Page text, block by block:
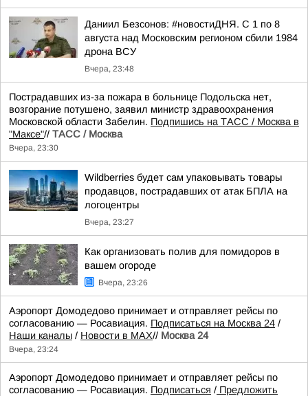
Даниил Безсонов: #новостиДНЯ. С 1 по 8
августа над Московским регионом сбили 1984
дрона ВСУ
Вчера, 23:48
Пострадавших из-за пожара в больнице Подольска нет,
возгорание потушено, заявил министр здравоохранения
Московской области Забелин. Подпишись на ТАСС / Москва в
"Максе"// ТАСС / Москва
Вчера, 23:30
Wildberries будет сам упаковывать товары
продавцов, пострадавших от атак БПЛА на
логоцентры
Вчера, 23:27
Как организовать полив для помидоров в
вашем огороде
Вчера, 23:26
Аэропорт Домодедово принимает и отправляет рейсы по
согласованию — Росавиация. Подписаться на Москва 24 /
Наши каналы / Новости в MAX// Москва 24
Вчера, 23:24
Аэропорт Домодедово принимает и отправляет рейсы по
согласованию — Росавиация. Подписаться / Предложить